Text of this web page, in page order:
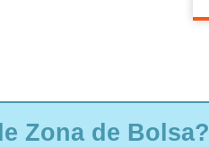
Zona de Bolsa?